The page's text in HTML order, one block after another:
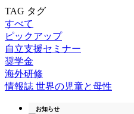
TAG タグ
すべて
ピックアップ
自立支援セミナー
奨学金
海外研修
情報誌 世界の児童と母性
お知らせ